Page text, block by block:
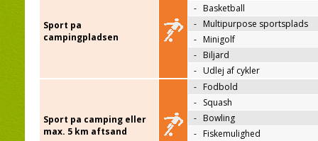
Sport pa
campingpladsen
- Basketball
- Multipurpose sportsplads
- Minigolf
- Biljard
- Udlej af cykler
Sport pa camping eller
max. 5 km aftsand
- Fodbold
- Squash
- Bowling
- Fiskemulighed